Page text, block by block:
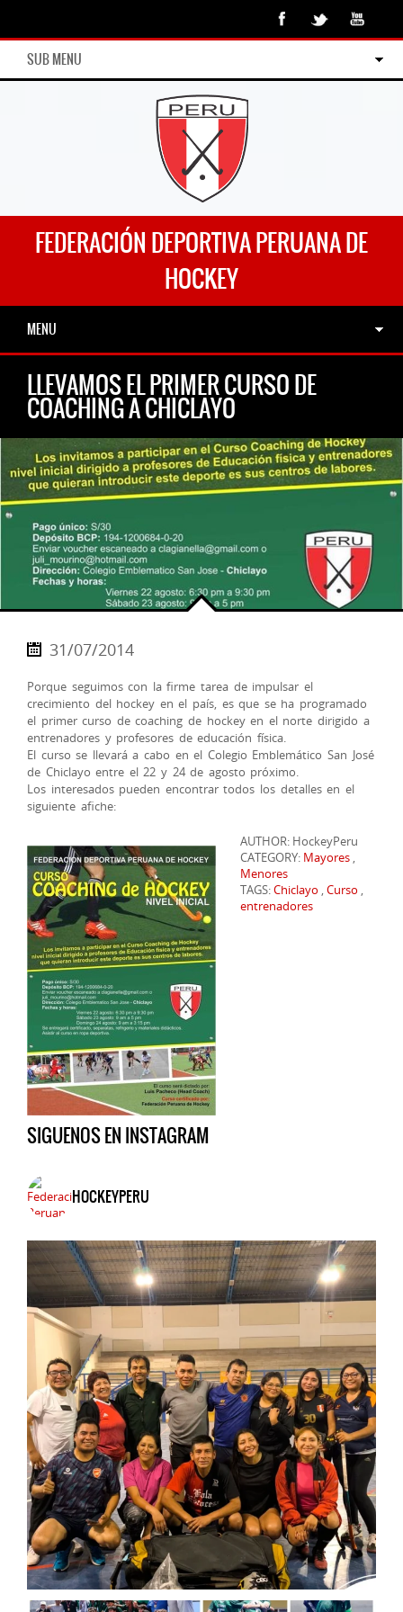
SUB MENU
FEDERACIÓN DEPORTIVA PERUANA DE
HOCKEY
MENU
LLEVAMOS EL PRIMER CURSO DE
COACHING A CHICLAYO
31/07/2014
Porque seguimos con la firme tarea de impulsar el
crecimiento del hockey en el país, es que se ha programado
el primer curso de coaching de hockey en el norte dirigido a
entrenadores y profesores de educación física.
El curso se llevará a cabo en el Colegio Emblemático San José
de Chiclayo entre el 22 y 24 de agosto próximo.
Los interesados pueden encontrar todos los detalles en el
siguiente afiche:
AUTHOR: HockeyPeru
CATEGORY: Mayores ,
Menores
TAGS:Chiclayo ,Curso ,
entrenadores
SIGUENOS EN INSTAGRAM
HOCKEYPERU